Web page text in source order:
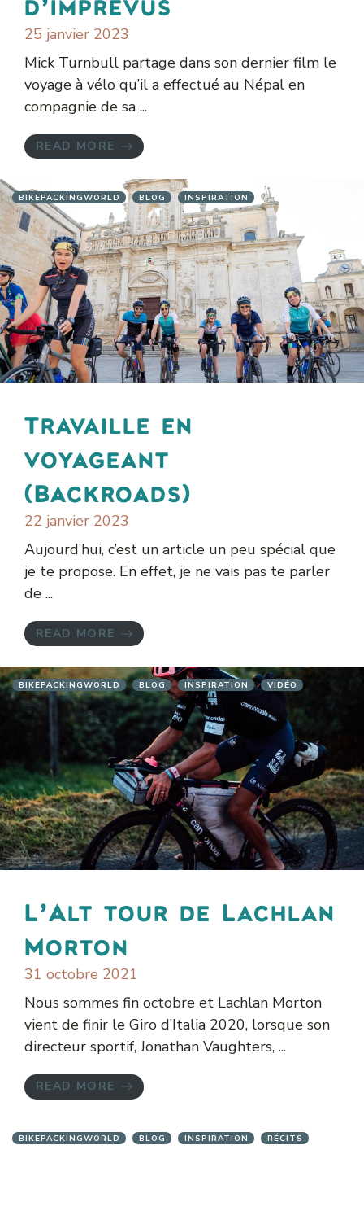
25 janvier 2023
Mick Turnbull partage dans son dernier film le
voyage à vélo qu’il a effectué au Népal en
compagnie de sa ...
READ MORE
BIKEPACKINGWORLD BLOG INSPIRATION
Travaille en
voyageant
(Backroads)
22 janvier 2023
Aujourd’hui, c’est un article un peu spécial que
je te propose. En effet, je ne vais pas te parler
de ...
READ MORE
BIKEPACKINGWORLD BLOG INSPIRATION VIDÉO
L’Alt tour de Lachlan
Morton
31 octobre 2021
Nous sommes fin octobre et Lachlan Morton
vient de finir le Giro d’Italia 2020, lorsque son
directeur sportif, Jonathan Vaughters, ...
READ MORE
BIKEPACKINGWORLD BLOG INSPIRATION RÉCITS